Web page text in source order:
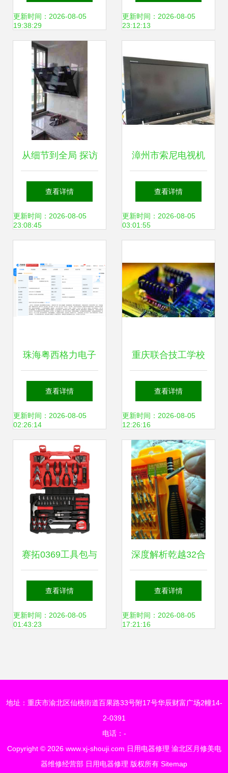
评 简单实用，家庭
维修好帮手
更新时间：2026-08-05
19:38:29
B8H(BO)微波炉仅
更新时间：2026-08-05
23:12:13
从细节到全局 探访
中山市石岐区华城
日用电器修理部的
查看详情
更新时间：2026-08-05
23:08:45
漳州市索尼电视机
及电器维修服务指
南
查看详情
更新时间：2026-08-05
03:01:55
珠海粤西格力电子
商务有限公司成
立，注册资本1亿
元主营日用电器修
理
查看详情
更新时间：2026-08-05
02:26:14
重庆联合技工学校
来务川招生，机不
可失！
查看详情
更新时间：2026-08-05
12:26:16
赛拓0369工具包与
銮铁日用品工具包
日用电器修理较量
查看详情
更新时间：2026-08-05
01:43:23
深度解析乾越32合
一多功能螺丝刀 家
庭维修小电器的好
查看详情
更新时间：2026-08-05
17:21:16
地址：重庆市渝北区仙桃街道百果路33号附17号华辰财富广场2幢14-
2-0391
电话：-
Copyright © 2026 www.xj-shouji.com 日用电器修理 渝北区月修美电
器维修经营部 日用电器修理 版权所有 Sitemap